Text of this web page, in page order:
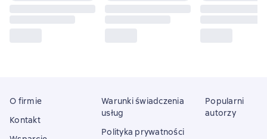
O firmie
Kontakt
Warunki świadczenia
usług
Polityka prywatności
Popularni
autorzy